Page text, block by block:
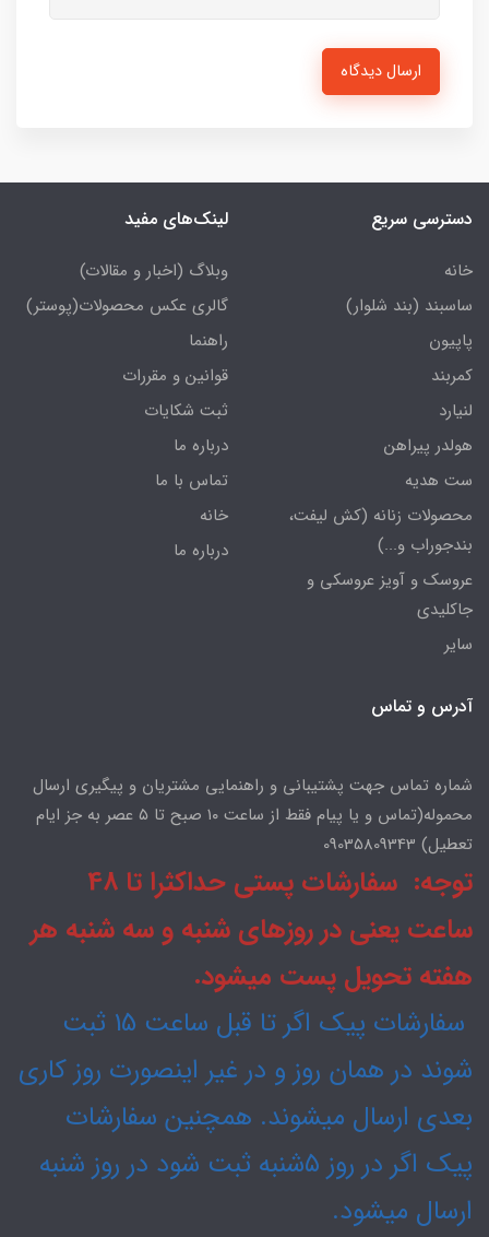
ارسال دیدگاه
دسترسی سریع
خانه
ساسبند (بند شلوار)
پاپیون
کمربند
لنیارد
هولدر پیراهن
ست هدیه
محصولات زنانه (کش لیفت،
بندجوراب و...)
عروسک و آویز عروسکی و
جاکلیدی
سایر
لینک‌های مفید
وبلاگ (اخبار و مقالات)
گالری عکس محصولات(پوستر)
راهنما
قوانین و مقررات
ثبت شکایات
درباره ما
تماس با ما
خانه
درباره ما
آدرس و تماس
شماره تماس جهت پشتیبانی و راهنمایی مشتریان و پیگیری ارسال
محموله(تماس و یا پیام فقط از ساعت ۱۰ صبح تا ۵ عصر به جز ایام
تعطیل) 09035809343
توجه: سفارشات پستی حداکثرا تا 48
ساعت یعنی در روزهای شنبه و سه شنبه هر
هفته تحویل پست میشود.
سفارشات پیک اگر تا قبل ساعت 15 ثبت
شوند در همان روز و در غیر اینصورت روز کاری
بعدی ارسال میشوند. همچنین سفارشات
پیک اگر در روز ۵شنبه ثبت شود در روز شنبه
ارسال میشود.